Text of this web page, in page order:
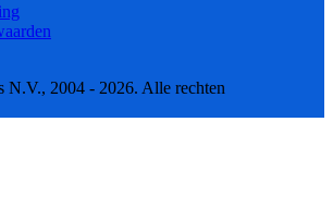
2004 - 2026. Alle rechten